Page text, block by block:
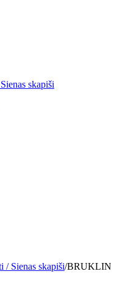
skapiši
/ Sienas skapiši/BRUKLIN